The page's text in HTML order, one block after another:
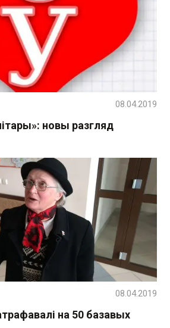
новы разгляд
08.04.2019
на 50 базавых
08.04.2019